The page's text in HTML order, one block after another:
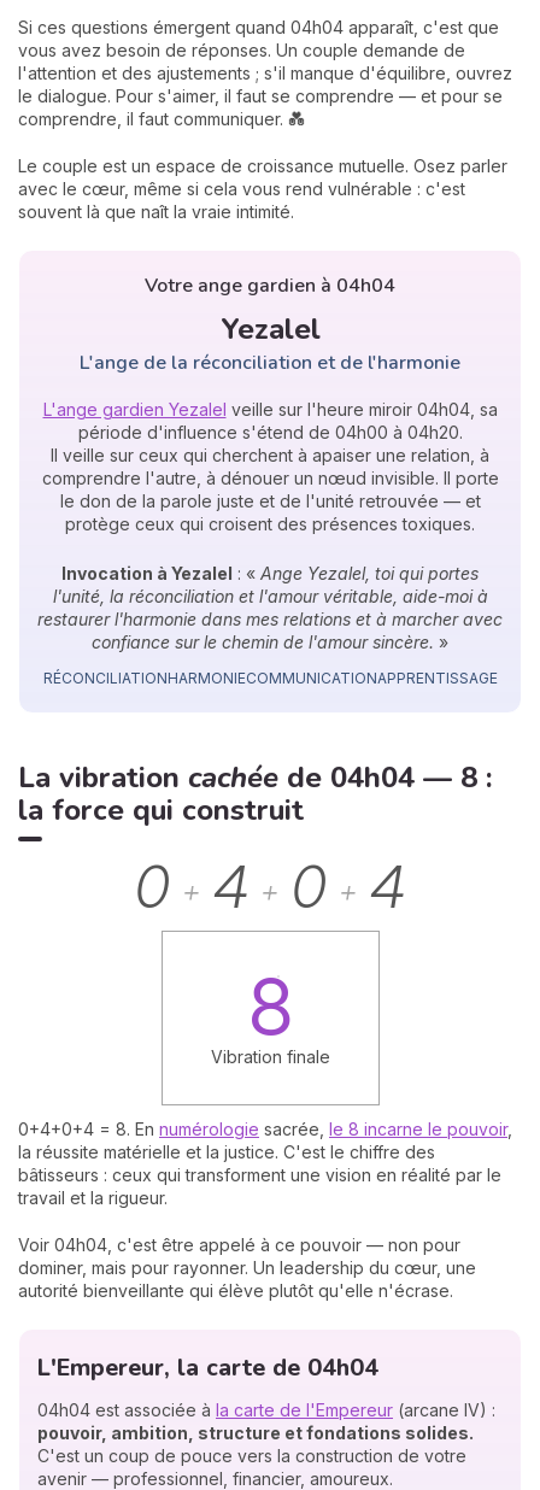
Si ces questions émergent quand 04h04 apparaît, c'est que
vous avez besoin de réponses. Un couple demande de
l'attention et des ajustements ; s'il manque d'équilibre, ouvrez
le dialogue. Pour s'aimer, il faut se comprendre — et pour se
comprendre, il faut communiquer. 💑
Le couple est un espace de croissance mutuelle. Osez parler
avec le cœur, même si cela vous rend vulnérable : c'est
souvent là que naît la vraie intimité.
Votre ange gardien à 04h04
Yezalel
L'ange de la réconciliation et de l'harmonie
L'ange gardien Yezalel veille sur l'heure miroir 04h04, sa
période d'influence s'étend de 04h00 à 04h20.
Il veille sur ceux qui cherchent à apaiser une relation, à
comprendre l'autre, à dénouer un nœud invisible. Il porte
le don de la parole juste et de l'unité retrouvée — et
protège ceux qui croisent des présences toxiques.
Invocation à Yezalel : « Ange Yezalel, toi qui portes
l'unité, la réconciliation et l'amour véritable, aide-moi à
restaurer l'harmonie dans mes relations et à marcher avec
confiance sur le chemin de l'amour sincère. »
RÉCONCILIATIONHARMONIECOMMUNICATIONAPPRENTISSAGE
La vibration cachée de 04h04 — 8 :
la force qui construit
0 + 4 + 0 + 4
8
Vibration finale
0+4+0+4 = 8. En numérologie sacrée, le 8 incarne le pouvoir,
la réussite matérielle et la justice. C'est le chiffre des
bâtisseurs : ceux qui transforment une vision en réalité par le
travail et la rigueur.
Voir 04h04, c'est être appelé à ce pouvoir — non pour
dominer, mais pour rayonner. Un leadership du cœur, une
autorité bienveillante qui élève plutôt qu'elle n'écrase.
L'Empereur, la carte de 04h04
04h04 est associée à la carte de l'Empereur (arcane IV) :
pouvoir, ambition, structure et fondations solides.
C'est un coup de pouce vers la construction de votre
avenir — professionnel, financier, amoureux.